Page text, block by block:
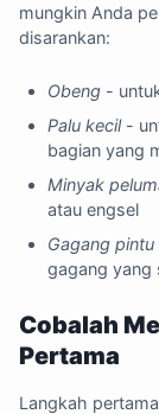
mungkin Anda
disarankan:
Obeng -
Palu kecil-
bagian yang
Minyak
atau engsel
Gagang
gagang yang
Cobalah
Pertama
Langkah